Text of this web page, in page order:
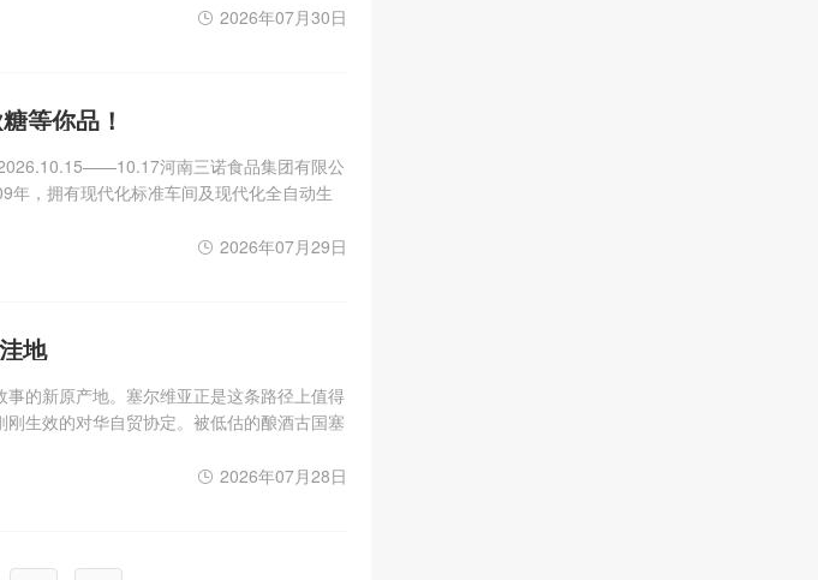
2026年07月30日
等你品！
河南三诺食品集团有限公
年，拥有现代化标准车间及现代化全自动生
2026年07月29日
地
的新原产地。塞尔维亚正是这条路径上值得
生效的对华自贸协定。被低估的酿酒古国塞
2026年07月28日